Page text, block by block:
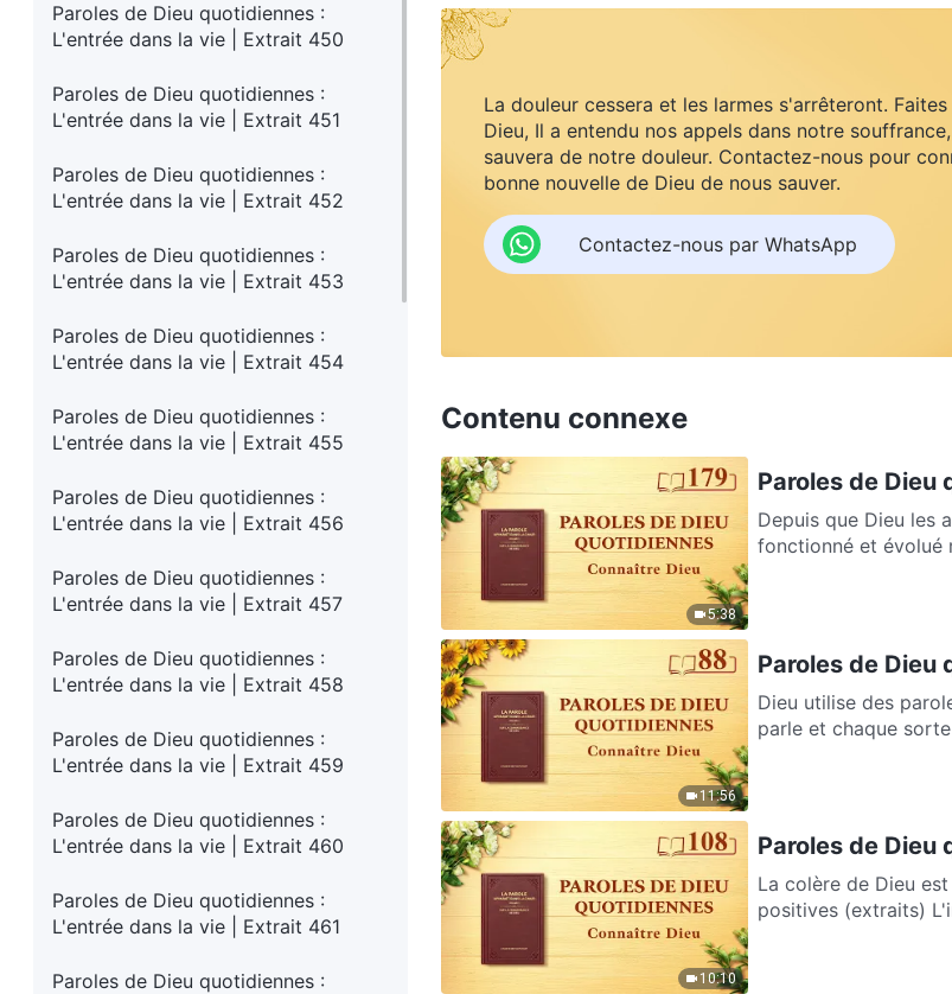
Paroles de Dieu quotidiennes :
L'entrée dans la vie | Extrait 450
Paroles de Dieu quotidiennes :
L'entrée dans la vie | Extrait 451
Paroles de Dieu quotidiennes :
L'entrée dans la vie | Extrait 452
Paroles de Dieu quotidiennes :
L'entrée dans la vie | Extrait 453
Paroles de Dieu quotidiennes :
L'entrée dans la vie | Extrait 454
Paroles de Dieu quotidiennes :
L'entrée dans la vie | Extrait 455
Paroles de Dieu quotidiennes :
L'entrée dans la vie | Extrait 456
Paroles de Dieu quotidiennes :
L'entrée dans la vie | Extrait 457
Paroles de Dieu quotidiennes :
L'entrée dans la vie | Extrait 458
Paroles de Dieu quotidiennes :
L'entrée dans la vie | Extrait 459
Paroles de Dieu quotidiennes :
L'entrée dans la vie | Extrait 460
Paroles de Dieu quotidiennes :
L'entrée dans la vie | Extrait 461
Paroles de Dieu quotidiennes :
La douleur cessera et les larmes s'arrêteront.
Dieu, Il a entendu nos appels dans notre
sauvera de notre douleur. Contactez-nous pour
bonne nouvelle de Dieu de nous sauver.
Contactez-nous par WhatsApp
Contenu connexe
5:38
Paroles de Dieu
Depuis que Dieu les
fonctionné et évolué
11:56
Paroles de Dieu
Dieu utilise des paroles pour
parle et chaque
10:10
Paroles de Dieu
La colère de Dieu
positives (extraits)